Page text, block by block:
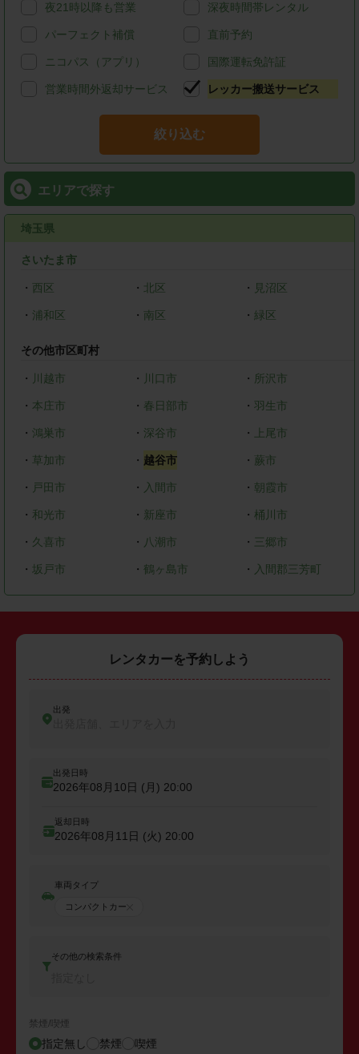
夜21時以降も営業 深夜時間帯レンタル
パーフェクト補償 直前予約
ニコパス（アプリ） 国際運転免許証
営業時間外返却サービス レッカー搬送サービス
絞り込む
エリアで探す
埼玉県
さいたま市
・ 西区 ・ 北区 ・ 見沼区
・ 浦和区 ・ 南区 ・緑区
その他市区町村
・ 川越市 ・ 川口市 ・ 所沢市
・ 本庄市 ・ 春日部市 ・羽生市
・ 鴻巣市 ・ 深谷市 ・ 上尾市
・ 草加市 ・ 越谷市 ・ 蕨市
・ 戸田市 ・ 入間市 ・ 朝霞市
・ 和光市 ・ 新座市 ・ 桶川市
・ 久喜市 ・ 八潮市 ・ 三郷市
・ 坂戸市 ・ 鶴ヶ島市 ・ 入間郡三芳町
レンタカーを予約しよう
出発
出発日時
2026年08月10日 (月) 20:00
返却日時
2026年08月11日 (火) 20:00
車両タイプ
コンパクトカー
その他の検索条件
禁煙/喫煙
指定無し 禁煙 喫煙